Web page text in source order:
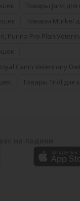
Товары Jarvi для
Товары Murkel
Purina Pro Plan
Canin Veterinary
Товары Triol для